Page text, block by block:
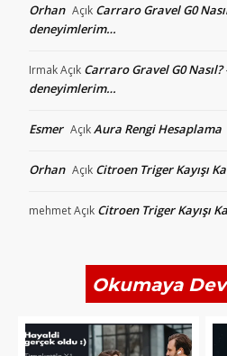
Orhan Açık Carraro Gravel G0
deneyimlerim…
IrmakAçık Carraro Gravel G0
deneyimlerim…
Esmer AçıkAura Rengi Hesaplama
Orhan Açık Citroen Triger Kayışı
mehmetAçık Citroen Triger Kayışı
Okumaya